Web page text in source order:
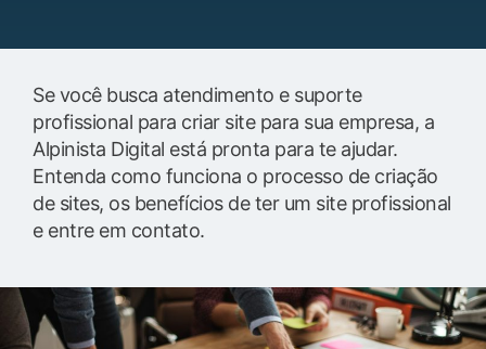
Se você busca atendimento e suporte
profissional para criar site para sua empresa, a
Alpinista Digital está pronta para te ajudar.
Entenda como funciona o processo de criação
de sites, os benefícios de ter um site profissional
e entre em contato.